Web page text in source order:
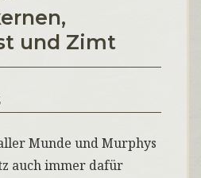
und Zimt
Munde und Murphys
auch immer dafür